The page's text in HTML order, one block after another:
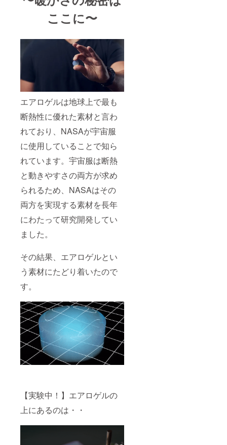
ここに〜
エアロゲルは地球上で最も
断熱性に優れた素材と言わ
れており、NASAが宇宙服
に使用していることで知ら
れています。宇宙服は断熱
と動きやすさの両方が求め
られるため、NASAはその
両方を実現する素材を長年
にわたって研究開発してい
ました。
その結果、エアロゲルとい
う素材にたどり着いたので
す。
【実験中！】エアロゲルの
上にあるのは・・